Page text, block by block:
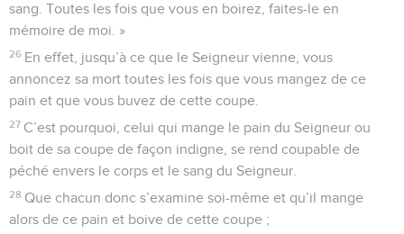
sang. Toutes les fois que vous en boirez, faites-le en
mémoire de moi. »
26 En effet, jusqu’à ce que le Seigneur vienne, vous
annoncez sa mort toutes les fois que vous mangez de ce
pain et que vous buvez de cette coupe.
27 C’est pourquoi, celui qui mange le pain du Seigneur ou
boit de sa coupe de façon indigne, se rend coupable de
péché envers le corps et le sang du Seigneur.
28 Que chacun donc s’examine soi-même et qu’il mange
alors de ce pain et boive de cette coupe ;